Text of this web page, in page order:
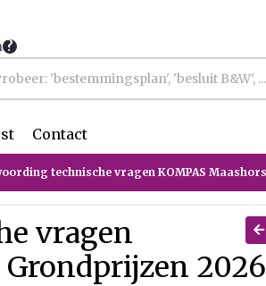
Contact
technische vragen KOMPAS Maashorst over Grondprijzen 2026
vragen
Grondprijzen 2026